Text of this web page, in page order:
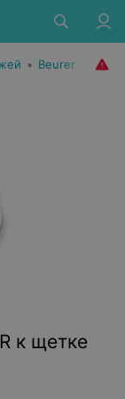
• Beurer
к щетке